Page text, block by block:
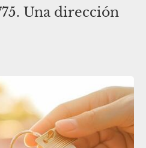
Una dirección